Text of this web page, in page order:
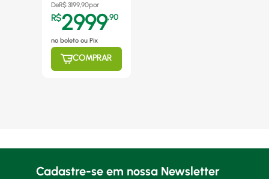
DeR$3199,90por
R$2999,90
no boleto ou Pix
COMPRAR
Cadastre-se em nossa Newsletter